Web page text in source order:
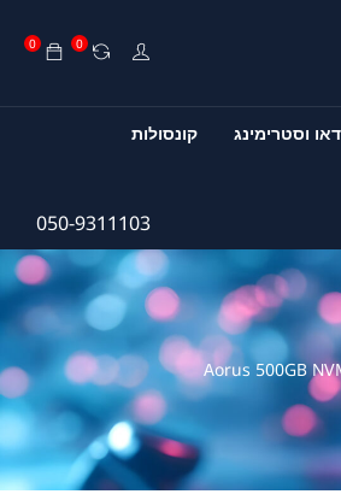
0 0
וסטרימינג
קונסולות
050-9311103